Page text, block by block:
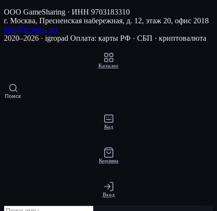
ООО GameSharing · ИНН 9703183310
г. Москва, Пресненская набережная, д. 12, этаж 20, офис 2018
info@igropad.net
2020–2026 · igropad Оплата: карты РФ · СБП · криптовалюта
Каталог
Поиск
Код
Корзина
Вход